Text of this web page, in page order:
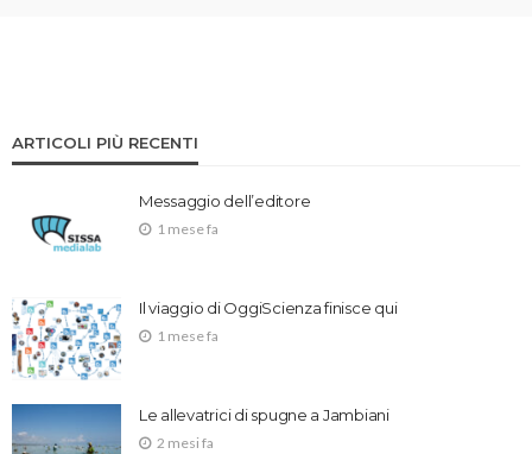
ARTICOLI PIÙ RECENTI
Messaggio dell’editore
1 mese fa
Il viaggio di OggiScienza finisce qui
1 mese fa
Le allevatrici di spugne a Jambiani
2 mesi fa